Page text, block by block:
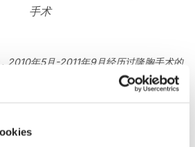
手术
2010年5月-2011年9月经历过隆胸手术的